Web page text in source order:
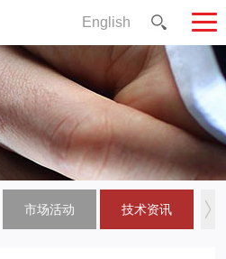
English
市场活动 技术资讯